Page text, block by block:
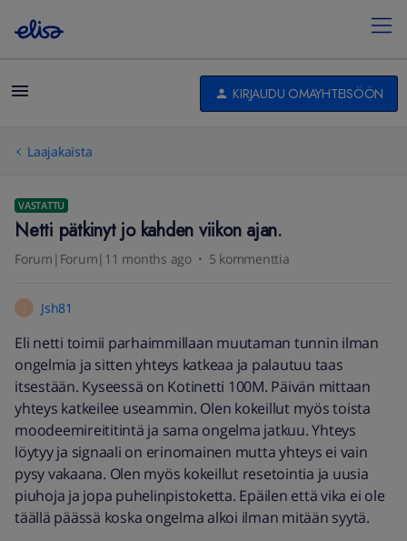
KIRJAUDU OMAYHTEISÖÖN
Laajakaista
VASTATTU
Netti pätkinyt jo kahden viikon ajan.
Forum|Forum|11 months ago 5 kommenttia
Jsh81
Eli netti toimii parhaimmillaan muutaman tunnin ilman
ongelmia ja sitten yhteys katkeaa ja palautuu taas
itsestään. Kyseessä on Kotinetti 100M. Päivän mittaan
yhteys katkeilee useammin. Olen kokeillut myös toista
moodeemireititintä ja sama ongelma jatkuu. Yhteys
löytyy ja signaali on erinomainen mutta yhteys ei vain
pysy vakaana. Olen myös kokeillut resetointia ja uusia
piuhoja ja jopa puhelinpistoketta. Epäilen että vika ei ole
täällä päässä koska ongelma alkoi ilman mitään syytä.